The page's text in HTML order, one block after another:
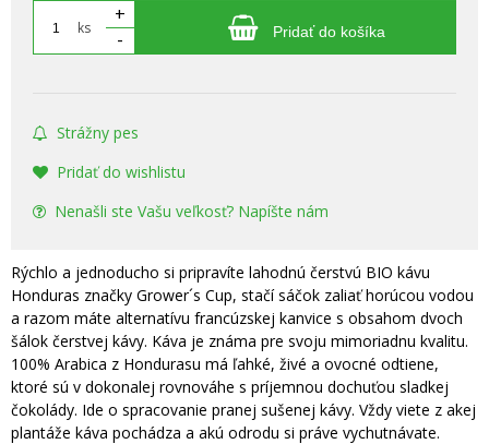
ks
+
-
Pridať do košíka
Strážny pes
Pridať do wishlistu
Nenašli ste Vašu veľkosť? Napíšte nám
Rýchlo a jednoducho si pripravíte lahodnú čerstvú BIO kávu
Honduras značky Grower´s Cup, stačí sáčok zaliať horúcou vodou
a razom máte alternatívu francúzskej kanvice s obsahom dvoch
šálok čerstvej kávy. Káva je známa pre svoju mimoriadnu kvalitu.
100% Arabica z Hondurasu má ľahké, živé a ovocné odtiene,
ktoré sú v dokonalej rovnováhe s príjemnou dochuťou sladkej
čokolády. Ide o spracovanie pranej sušenej kávy. Vždy viete z akej
plantáže káva pochádza a akú odrodu si práve vychutnávate.